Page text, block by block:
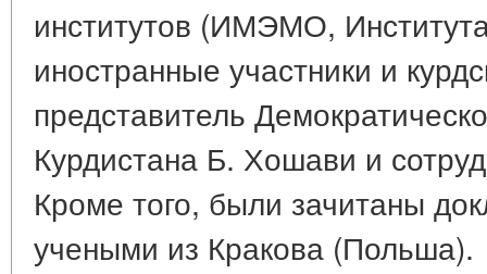
институтов (ИМЭМО,
иностранные участники и
представитель
Курдистана Б. Хошави и
Кроме того, были зачитаны
учеными из Кракова (Польша).